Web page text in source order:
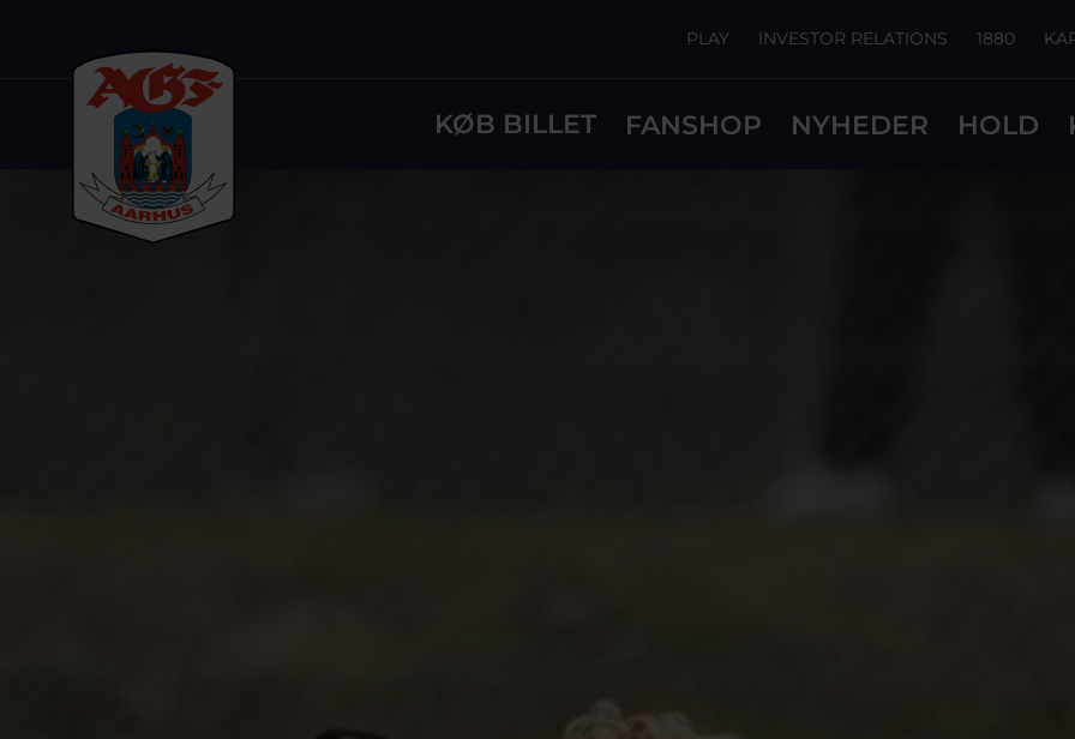
KØB BILLET FANSHOP NYHEDER HOLD
PLAY INVESTOR RELATIONS 1880